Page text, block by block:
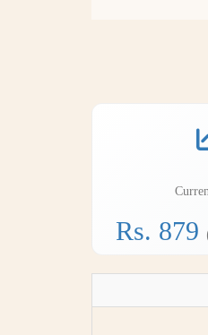
Rs. 879